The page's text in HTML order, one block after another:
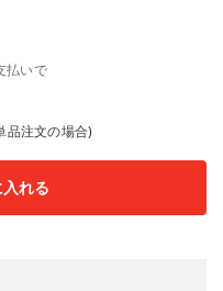
払いで
品注文の場合)
れる